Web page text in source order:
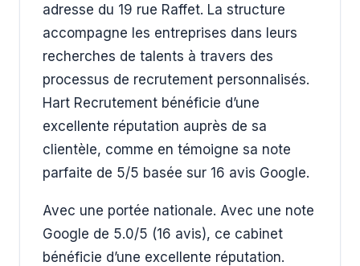
adresse du 19 rue Raffet. La structure
accompagne les entreprises dans leurs
recherches de talents à travers des
processus de recrutement personnalisés.
Hart Recrutement bénéficie d’une
excellente réputation auprès de sa
clientèle, comme en témoigne sa note
parfaite de 5/5 basée sur 16 avis Google.
Avec une portée nationale. Avec une note
Google de 5.0/5 (16 avis), ce cabinet
bénéficie d’une excellente réputation.